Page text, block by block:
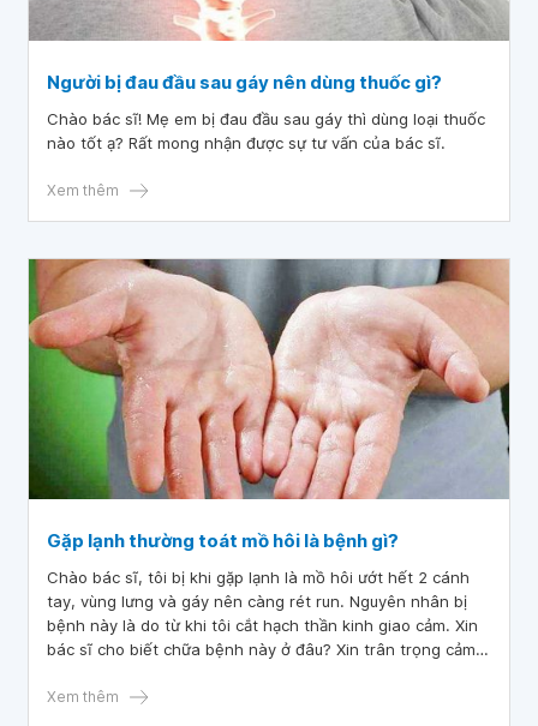
Người bị đau đầu sau gáy nên dùng thuốc gì?
Chào bác sĩ! Mẹ em bị đau đầu sau gáy thì dùng loại thuốc
nào tốt ạ? Rất mong nhận được sự tư vấn của bác sĩ.
Xem thêm
Gặp lạnh thường toát mồ hôi là bệnh gì?
Chào bác sĩ, tôi bị khi gặp lạnh là mồ hôi ướt hết 2 cánh
tay, vùng lưng và gáy nên càng rét run. Nguyên nhân bị
bệnh này là do từ khi tôi cắt hạch thần kinh giao cảm. Xin
bác sĩ cho biết chữa bệnh này ở đâu? Xin trân trọng cảm
Xem thêm